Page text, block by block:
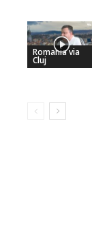
Romania via
Cluj